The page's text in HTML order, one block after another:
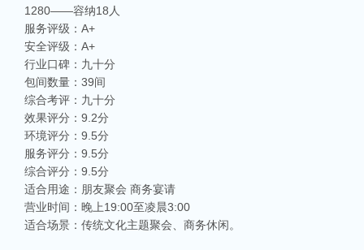
1280——容纳18人
服务评级：A+
安全评级：A+
行业口碑：九十分
包间数量：39间
综合考评：九十分
效果评分：9.2分
环境评分：9.5分
服务评分：9.5分
综合评分：9.5分
适合用途：朋友聚会 商务宴请
营业时间：晚上19:00至凌晨3:00
适合场景：传统文化主题聚会、商务休闲。